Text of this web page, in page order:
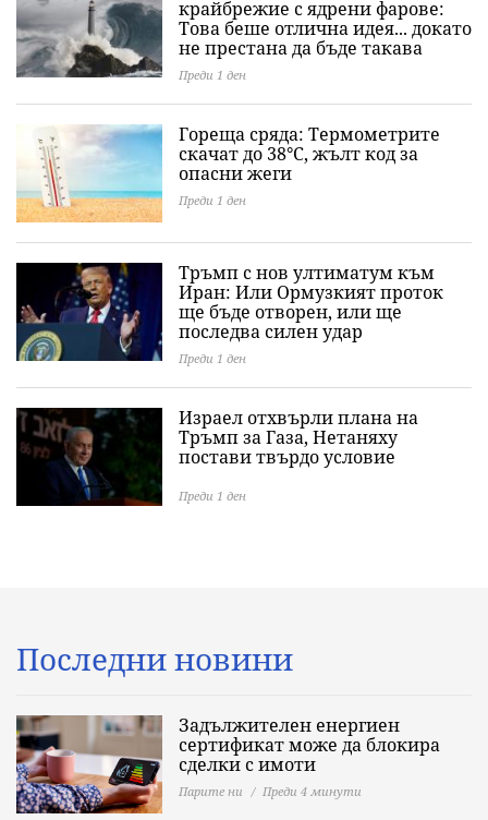
крайбрежие с ядрени фарове:
Това беше отлична идея... докато
не престана да бъде такава
Преди 1 ден
Гореща сряда: Термометрите
скачат до 38°C, жълт код за
опасни жеги
Преди 1 ден
Тръмп с нов ултиматум към
Иран: Или Ормузкият проток
ще бъде отворен, или ще
последва силен удар
Преди 1 ден
Израел отхвърли плана на
Тръмп за Газа, Нетаняху
постави твърдо условие
Преди 1 ден
Последни новини
Задължителен енергиен
сертификат може да блокира
сделки с имоти
Парите ни Преди 4 минути